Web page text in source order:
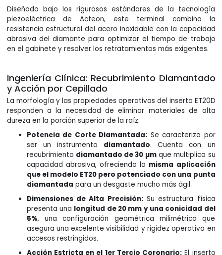
Diseñado bajo los rigurosos estándares de la tecnología
piezoeléctrica de Acteon, este terminal combina la
resistencia estructural del acero inoxidable con la capacidad
abrasiva del diamante para optimizar el tiempo de trabajo
en el gabinete y resolver los retratamientos más exigentes.
Ingeniería Clínica: Recubrimiento Diamantado
y Acción por Cepillado
La morfología y las propiedades operativas del inserto ET20D
responden a la necesidad de eliminar materiales de alta
dureza en la porción superior de la raíz:
Potencia de Corte Diamantada: Se caracteriza por
ser un instrumento diamantado. Cuenta con un
recubrimiento diamantado de 30 µmque multiplica su
capacidad abrasiva, ofreciendo la misma aplicación
que el modelo ET20 pero potenciado con una punta
diamantada para un desgaste mucho más ágil.
Dimensiones de Alta Precisión:Su estructura física
presenta una longitud de 20 mm y una conicidad del
5%, una configuración geométrica milimétrica que
asegura una excelente visibilidad y rigidez operativa en
accesos restringidos.
Acción Estricta en el 1er Tercio Coronario: El inserto